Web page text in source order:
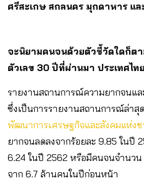
ศรีสะเกษ สกลนคร มุกดาหาร แ
จะนิยามคนจนด้วยตัวชี้วัดใดก็ต
ตัวเลข 30 ปีที่ผ่านมา ประเทศไ
รายงานสถานการณ์ความยากจนแล
ซึ่งเป็นการรายงานสถานการณ์ล่าสุ
พัฒนาการเศรษฐกิจและสังคมแห่ง
ยากจนลดลงจากร้อยละ 9.85 ในปี
6.24 ในปี 2562 หรือมีคนจนจำนว
จาก 6.7 ล้านคนในปีก่อนหน้า